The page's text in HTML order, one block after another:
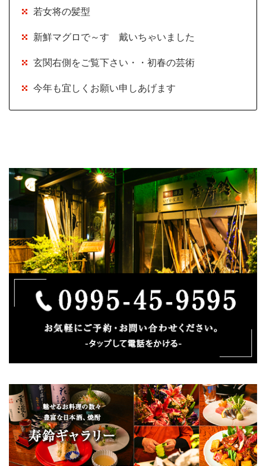
若女将の髪型
新鮮マグロで～す 戴いちゃいました
玄関右側をご覧下さい・・初春の芸術
今年も宜しくお願い申しあげます